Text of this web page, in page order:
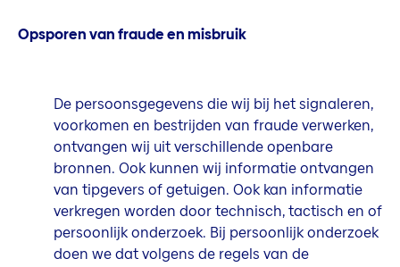
Opsporen van fraude en misbruik
De persoonsgegevens die wij bij het signaleren,
voorkomen en bestrijden van fraude verwerken,
ontvangen wij uit verschillende openbare
bronnen. Ook kunnen wij informatie ontvangen
van tipgevers of getuigen. Ook kan informatie
verkregen worden door technisch, tactisch en of
persoonlijk onderzoek. Bij persoonlijk onderzoek
doen we dat volgens de regels van de